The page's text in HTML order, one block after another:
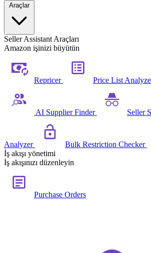
Araçlar
Seller Assistant Araçları
Amazon işinizi büyütün
Repricer Price List
AI Supplier Finder Seller
Analyzer Bulk Restriction Checker
İş akışı yönetimi
İş akışınızı düzenleyin
Purchase Orders